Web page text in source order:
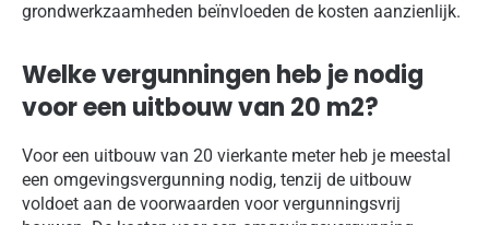
grondwerkzaamheden beïnvloeden de kosten aanzienlijk.
Welke vergunningen heb je nodig
voor een uitbouw van 20 m2?
Voor een uitbouw van 20 vierkante meter heb je meestal
een omgevingsvergunning nodig, tenzij de uitbouw
voldoet aan de voorwaarden voor vergunningsvrij